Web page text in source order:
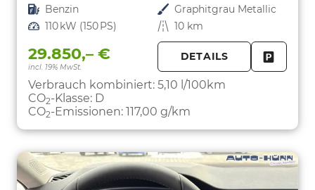
Kraftstoff Benzin Außenfarbe Graphitgrau Metallic
Leistung 110 kW (150 PS) Kilometerstand 10 km
29.850,– €
incl. 19% MwSt.
DETAILS
Verbrauch kombiniert: 5,10 l/100km
CO2-Klasse: D
CO2-Emissionen: 117,00 g/km